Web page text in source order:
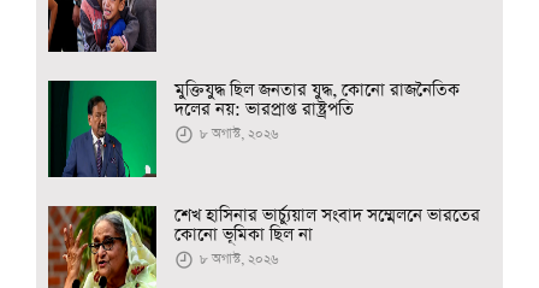
মুক্তিযুদ্ধ ছিল জনতার যুদ্ধ, কোনো রাজনৈতিক
দলের নয়: ভারপ্রাপ্ত রাষ্ট্রপতি
৮ অগাস্ট, ২০২৬
শেখ হাসিনার ভার্চ্যুয়াল সংবাদ সম্মেলনে ভারতের
কোনো ভূমিকা ছিল না
৮ অগাস্ট, ২০২৬